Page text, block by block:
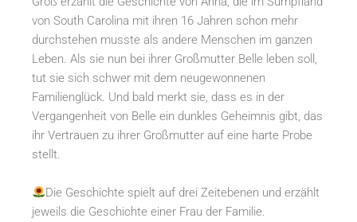
von South Carolina mit ihren 16 Jahren schon mehr
durchstehen musste als andere Menschen im ganzen
Leben. Als sie nun bei ihrer Großmutter Belle leben soll,
tut sie sich schwer mit dem neugewonnenen
Familienglück. Und bald merkt sie, dass es in der
Vergangenheit von Belle ein dunkles Geheimnis gibt, das
ihr Vertrauen zu ihrer Großmutter auf eine harte Probe
stellt.
Die Geschichte spielt auf drei Zeitebenen und erzählt
jeweils die Geschichte einer Frau der Familie.